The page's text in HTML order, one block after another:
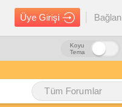
Üye Girişi Bağlan
Koyu
Tema
Tüm Forumlar